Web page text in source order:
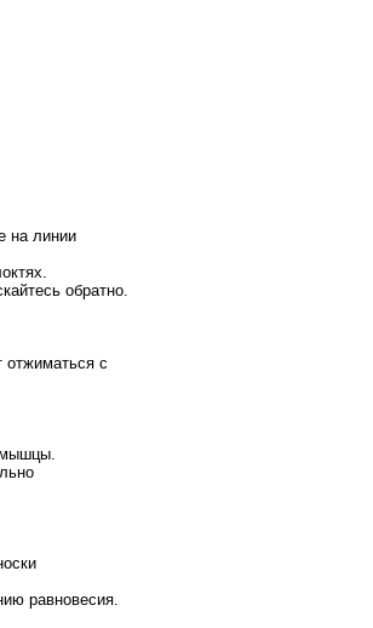
на линии
обратно.
отжиматься с
мышцы.
равновесия.